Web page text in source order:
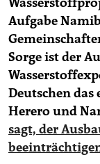
Aufgabe
Sorge ist der
Deutschen
Herero und
sagt, der